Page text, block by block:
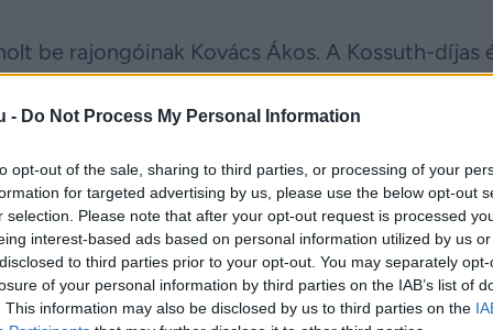
- Do Not Process My Personal Information
opt-out of the sale, sharing to third parties, or processing of your
for targeted advertising by us, please use the below opt-out
selection. Please note that after your opt-out request is processed
interest-based ads based on personal information utilized by us
to third parties prior to your opt-out. You may separately
of your personal information by third parties on the IAB’s list of
This information may also be disclosed by us to third parties on the
be rajongóinak Kovács Ákos. A Kossuth-díjas
tavaszi rutinvizsgálat során pajzsmirigyrákot
volt szükség.
váratlanul érte, és az operáció lehetséges
A beavatkozáson azonban sikeresen